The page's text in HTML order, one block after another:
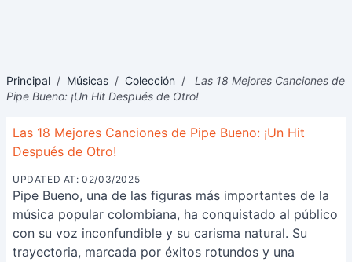
Principal / Músicas / Colección /
Las 18 Mejores Canciones de
Pipe Bueno: ¡Un Hit Después de Otro!
Las 18 Mejores Canciones de Pipe Bueno: ¡Un Hit
Después de Otro!
UPDATED AT: 02/03/2025
Pipe Bueno, una de las figuras más importantes de la
música popular colombiana, ha conquistado al público
con su voz inconfundible y su carisma natural. Su
trayectoria, marcada por éxitos rotundos y una